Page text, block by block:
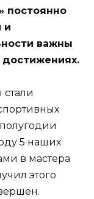
постоянно
и
важны
достижениях.
5 наших
в мастера
этого